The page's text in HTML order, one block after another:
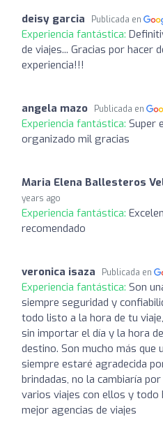
deisy garcia Publicada en
Experiencia fantástica:
de viajes... Gracias por hacer
experiencia!!!
angela mazo Publicada en
Experiencia fantástica: Super
organizado mil gracias
Maria Elena Ballesteros
years ago
Experiencia fantástica:
recomendado
veronica isaza Publicada en
Experiencia fantástica: Son
siempre seguridad y
todo listo a la hora de tu
sin importar el día y la hora
destino. Son mucho más que
siempre estaré agradecida
brindadas, no la cambiaría
varios viajes con ellos y todo
mejor agencias de viajes